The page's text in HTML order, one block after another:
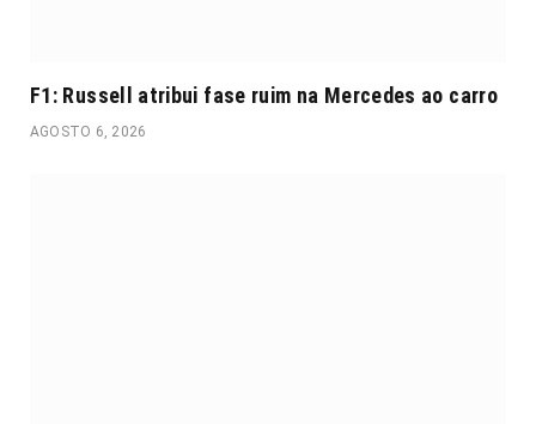
F1: Russell atribui fase ruim na Mercedes ao carro
AGOSTO 6, 2026